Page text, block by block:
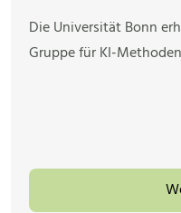
Die Universität Bonn
Gruppe für KI-